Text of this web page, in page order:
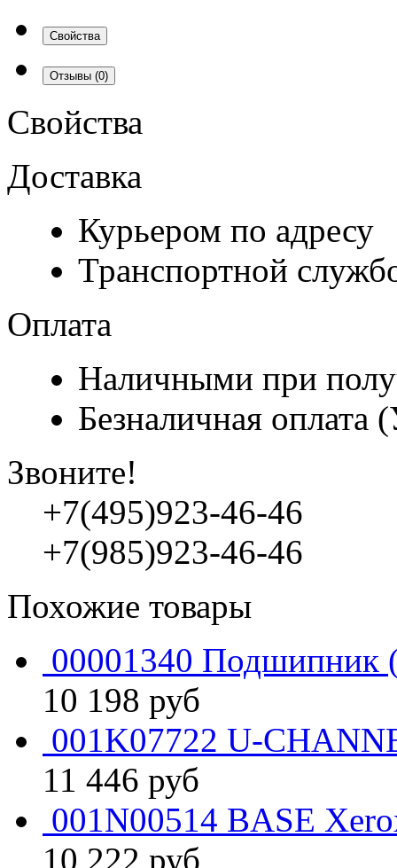
Свойства
Отзывы (0)
Свойства
Доставка
Курьером по адресу
Транспортной
Оплата
Наличными при
Безналичная
Звоните!
+7(495)923-46-46
+7(985)923-46-46
Похожие товары
00001340 Подшипник
10 198 руб
001K07722 U-
11 446 руб
001N00514 BASE
10 222 руб